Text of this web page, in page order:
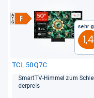
Sehr
1,4
TCL 50Q7C
SmartTV-​Him­mel zum
der­preis